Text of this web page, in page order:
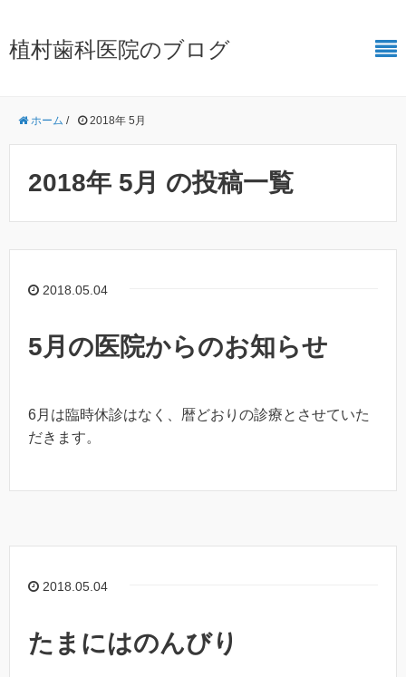
植村歯科医院のブログ
ホーム / 2018年 5月
2018年 5月 の投稿一覧
2018.05.04
5月の医院からのお知らせ
6月は臨時休診はなく、暦どおりの診療とさせていた
だきます。
2018.05.04
たまにはのんびり